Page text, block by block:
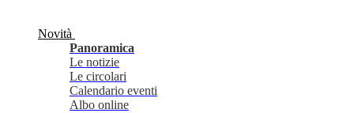
Novità
Panoramica
Le notizie
Le circolari
Calendario eventi
Albo online